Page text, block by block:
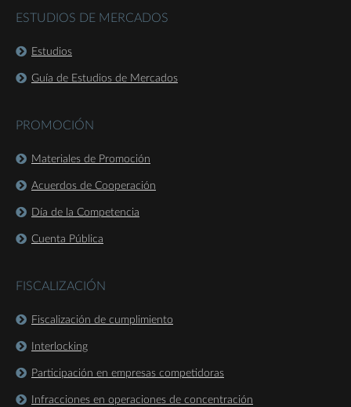
ESTUDIOS DE MERCADOS
Estudios
Guía de Estudios de Mercados
PROMOCIÓN
Materiales de Promoción
Acuerdos de Cooperación
Día de la Competencia
Cuenta Pública
FISCALIZACIÓN
Fiscalización de cumplimiento
Interlocking
Participación en empresas competidoras
Infracciones en operaciones de concentración